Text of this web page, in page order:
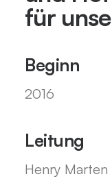
für
Beginn
2016
Leitung
Henry Marten